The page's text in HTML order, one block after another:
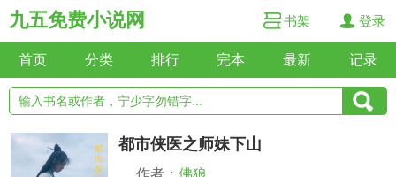
九五免费小说网 书架 登录
首页 分类 排行 完本 最新 记录
都市侠医之师妹下山
作者： 佛狼